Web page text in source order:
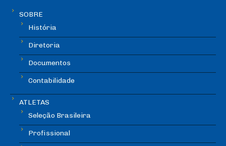
SOBRE
História
Diretoria
Documentos
Contabilidade
ATLETAS
Seleção Brasileira
Profissional